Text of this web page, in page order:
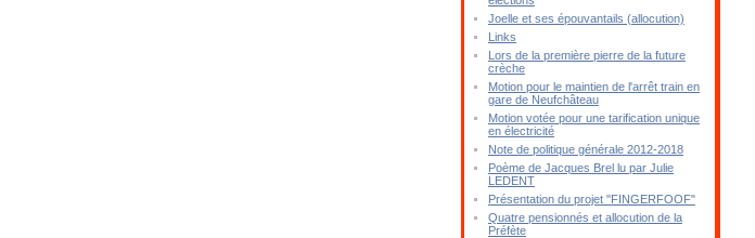
Joelle et ses épouvantails (allocution)
Links
Lors de la première pierre de la future
crèche
Motion pour le maintien de l'arrêt train en
gare de Neufchâteau
Motion votée pour une tarification unique
en électricité
Note de politique générale 2012-2018
Poème de Jacques Brel lu par Julie
LEDENT
Présentation du projet "FINGERFOOF"
Quatre pensionnés et allocution de la
Préfète